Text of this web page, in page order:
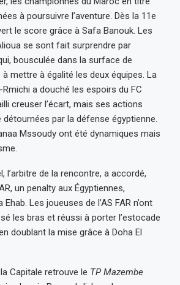
à poursuivre l’aventure. Dès la 11e
le score grâce à Safa Banouk. Les
se sont fait surprendre par
bousculée dans la surface de
mettre à égalité les deux équipes. La
Rmichi a douché les espoirs du FC
creuser l’écart, mais ses actions
par la défense égyptienne.
Mssoudy ont été dynamiques mais
l’arbitre de la rencontre, a accordé,
un penalty aux Égyptiennes,
Ehab. Les joueuses de l’AS FAR n’ont
les bras et réussi à porter l’estocade
doublant la mise grâce à Doha El
Capitale retrouve le TP Mazembe